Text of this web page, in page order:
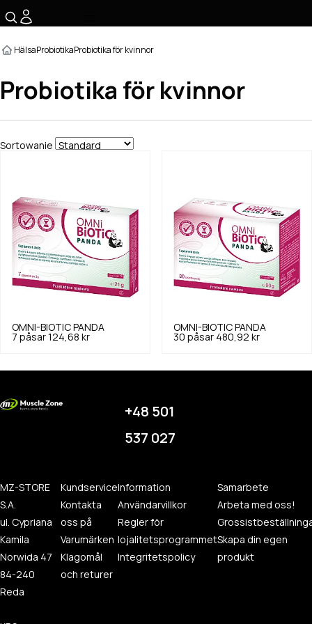
HälsaProbiotikaProbiotika för kvinnor
Probiotika för kvinnor
Sortowanie
OMNI-BIOTIC PANDA
7 påsar 124,68 kr
OMNI-BIOTIC PANDA
30 påsar 480,92 kr
+48 501
537 027
MZ-STORE
S.A.
ul. Cypriana
Kamila
Norwida 47
84-240
Reda
Kundservice
Kontakta
oss på
Varumärken
Klagomål
och returer
Information
Användarvillkor
Regler för
lojalitetsprogrammet
Integritetspolicy
Samarbete
Arbeta med oss!
Skapa din egen
produkt